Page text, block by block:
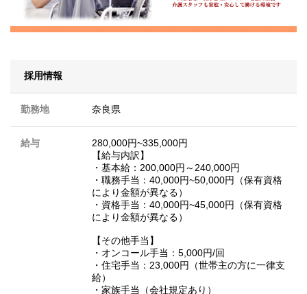
採用情報
勤務地 奈良県
給与
280,000円~335,000円
【給与内訳】
・基本給：200,000円～240,000円
・職務手当：40,000円~50,000円（保有資格
により金額が異なる）
・資格手当：40,000円~45,000円（保有資格
により金額が異なる）
【その他手当】
・オンコール手当：5,000円/回
・住宅手当：23,000円（世帯主の方に一律支
給）
・家族手当（会社規定あり）